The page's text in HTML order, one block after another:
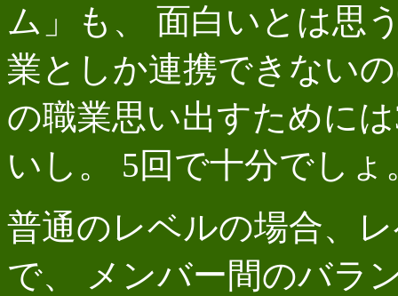
ム」も、 面白いとは思
業としか連携できない
の職業思い出すために
いし。 5回で十分でしょ
普通のレベルの場合、
で、 メンバー間のバラ